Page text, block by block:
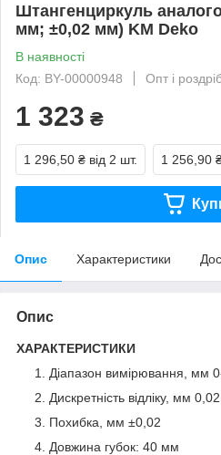
Штангенциркуль
мм; ±0,02 мм) KM Deko
В наявності
Код: BY-00000948
Опт і
1 323 ₴
1 296,50 ₴ від 2 шт. 1 256,90
Опис Характеристики
Опис
ХАРАКТЕРИСТИКИ
Діапазон вимірювання, мм
Дискретність відліку, мм 0,02
Похибка, мм ±0,02
Довжина губок: 40 мм